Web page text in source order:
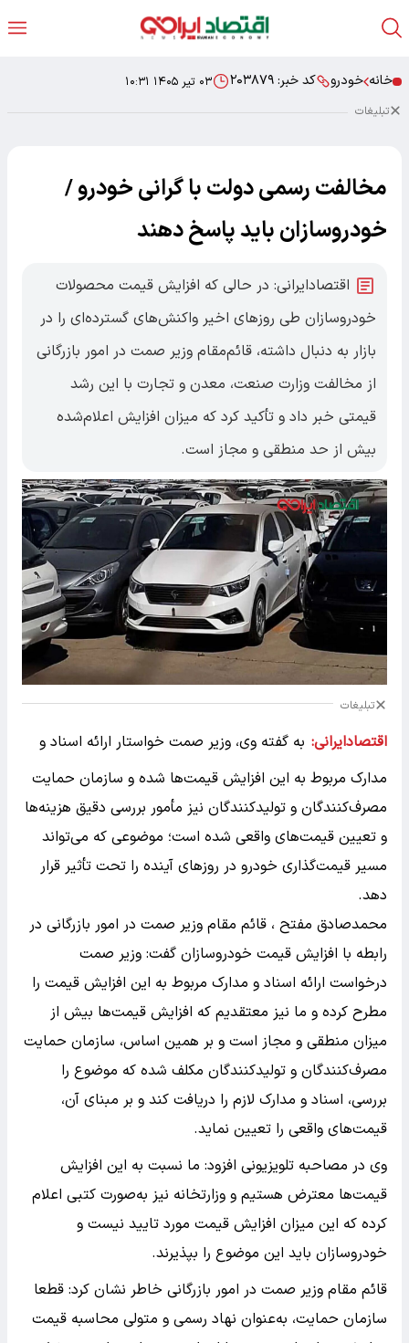
خانه خودرو کد خبر: ۲۰۳۸۷۹ ۰۳ تیر ۱۴۰۵ ۱۰:۳۱
تبلیغات
مخالفت رسمی دولت با گرانی خودرو /
خودروسازان باید پاسخ دهند
اقتصادایرانی: در حالی که افزایش قیمت محصولات
خودروسازان طی روزهای اخیر واکنش‌های گسترده‌ای را در
بازار به دنبال داشته، قائم‌مقام وزیر صمت در امور بازرگانی
از مخالفت وزارت صنعت، معدن و تجارت با این رشد
قیمتی خبر داد و تأکید کرد که میزان افزایش اعلام‌شده
بیش از حد منطقی و مجاز است.
تبلیغات
اقتصادایرانی: به گفته وی، وزیر صمت خواستار ارائه اسناد و
مدارک مربوط به این افزایش قیمت‌ها شده و سازمان حمایت
مصرف‌کنندگان و تولیدکنندگان نیز مأمور بررسی دقیق هزینه‌ها
و تعیین قیمت‌های واقعی شده است؛ موضوعی که می‌تواند
مسیر قیمت‌گذاری خودرو در روزهای آینده را تحت تأثیر قرار
دهد.
محمدصادق مفتح ، قائم مقام وزیر صمت در امور بازرگانی در
رابطه با افزایش قیمت خودروسازان گفت: وزیر صمت
درخواست ارائه اسناد و مدارک مربوط به این افزایش قیمت را
مطرح کرده‌ و ما نیز معتقدیم که افزایش قیمت‌ها بیش از
میزان منطقی و مجاز است و بر همین اساس، سازمان حمایت
مصرف‌کنندگان و تولیدکنندگان مکلف شده که موضوع را
بررسی، اسناد و مدارک لازم را دریافت کند و بر مبنای آن،
قیمت‌های واقعی را تعیین نماید.
وی در مصاحبه تلویزیونی افزود: ما نسبت به این افزایش
قیمت‌ها معترض هستیم و وزارتخانه نیز به‌صورت کتبی اعلام
کرده که این میزان افزایش قیمت مورد تایید نیست و
خودروسازان باید این موضوع را بپذیرند.
قائم مقام وزیر صمت در امور بازرگانی خاطر نشان کرد: قطعا
سازمان حمایت، به‌عنوان نهاد رسمی و متولی محاسبه قیمت